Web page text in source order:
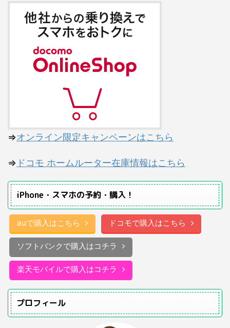
⇒オンライン限定キャンペーンはこちら
⇒ ドコモ ホームルーター在庫情報はこちら
iPhone・スマホの予約・購入！
auで購入はこちら ドコモで購入はこちら
ソフトバンクで購入はコチラ
楽天モバイルで購入はコチラ
プロフィール